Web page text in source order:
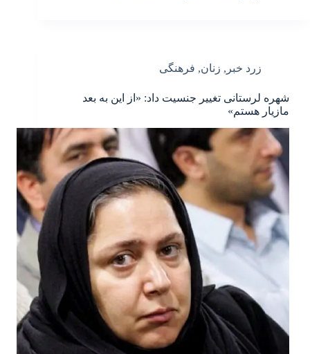
زرد خبر , زنان, فرهنگی
شهره لرستانی تغییر جنسیت داد: «از این به بعد
مازیار هستم»